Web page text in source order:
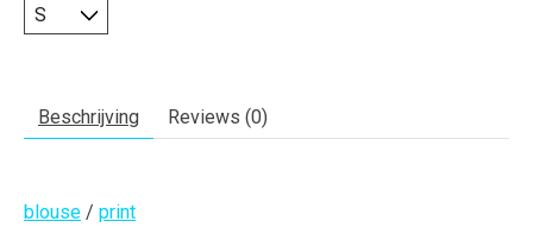
Beschrijving Reviews (0)
blouse / print